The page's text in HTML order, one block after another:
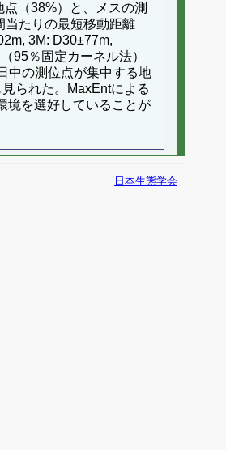
（38%）と、メスの測
当たりの最短移動距離
3M: D30±77m,
95％固定カーネル法）
中の測位点が集中する地
られた。MaxEntによる
境を選好していることが
日本生態学会